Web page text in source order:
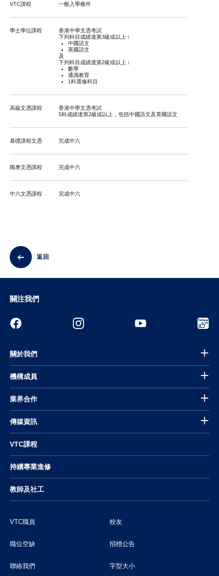
VTC課程 一般入學條件
學士學位課程
香港中學文憑考試
下列科目成績達第3級或以上︰
中國語文
英國語文
及
下列科目成績達第2級或以上︰
數學
通識教育
1科選修科目
高級文憑課程
香港中學文憑考試
5科成績達第2級或以上，包括中國語文及英國語文
基礎課程文憑 完成中六
職專文憑課程 完成中六
中六文憑課程 完成中六
返回
關注我們
關於我們
機構成員
業界合作
傳媒資訊
VTC課程
持續專業進修
教師及社工
VTC職員 校友
職位空缺 招標公告
聯絡我們 字型大小